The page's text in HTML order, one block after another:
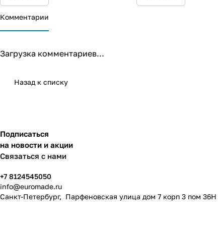
Комментарии
Загрузка комментариев...
Назад к списку
Подписаться
на новости и акции
Связаться с нами
+7 8124545050
info@euromade.ru
Санкт-Петербург, Парфеновская улица дом 7 корп 3 пом 36Н